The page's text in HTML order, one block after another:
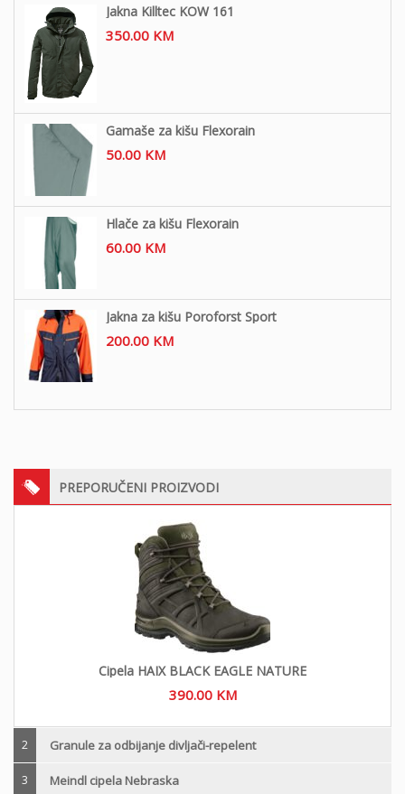
Jakna Killtec KOW 161
350.00 KM
Gamaše za kišu Flexorain
50.00 KM
Hlače za kišu Flexorain
60.00 KM
Jakna za kišu Poroforst Sport
200.00 KM
PREPORUČENI PROIZVODI
Cipela HAIX BLACK EAGLE NATURE
390.00 KM
2 Granule za odbijanje divljači-repelent
3 Meindl cipela Nebraska